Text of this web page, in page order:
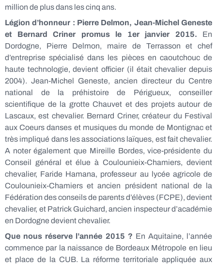
million de plus dans les cinq ans.
Légion d’honneur : Pierre Delmon, Jean-Michel Geneste
et Bernard Criner promus le 1er janvier 2015. En
Dordogne, Pierre Delmon, maire de Terrasson et chef
d’entreprise spécialisé dans les pièces en caoutchouc de
haute technologie, devient officier (il était chevalier depuis
2004).Jean-Michel Geneste, ancien directeur du Centre
national de la préhistoire de Périgueux, conseiller
scientifique de la grotte Chauvet et des projets autour de
Lascaux, est chevalier. Bernard Criner, créateur du Festival
aux Coeurs danses et musiques du monde de Montignac et
très impliqué dans les associations laïques, est fait chevalier.
A noter également que Mireille Bordes, vice-présidente du
Conseil général et élue à Coulounieix-Chamiers, devient
chevalier, Faride Hamana, professeur au lycée agricole de
Coulounieix-Chamiers et ancien président national de la
Fédération des conseils de parents d’élèves (FCPE), devient
chevalier, et Patrick Guichard, ancien inspecteur d’académie
en Dordogne devient chevalier.
Que nous réserve l’année 2015 ? En Aquitaine, l’année
commence par la naissance de Bordeaux Métropole en lieu
et place de la CUB. La réforme territoriale appliquée aux